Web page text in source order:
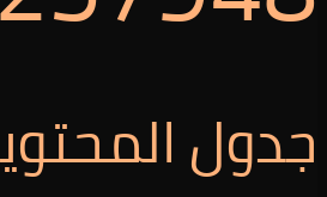
جدول